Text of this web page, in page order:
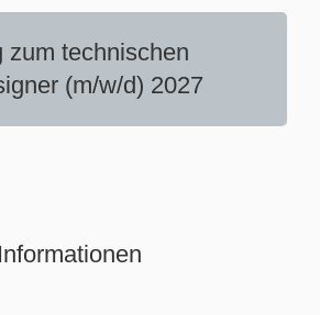
zum technischen
(m/w/d) 2027